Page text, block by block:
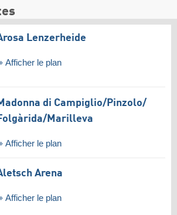
Lenzerheide
Afficher le plan
di Campiglio/​Pinzolo/​
​Marilleva
Afficher le plan
Arena
Afficher le plan